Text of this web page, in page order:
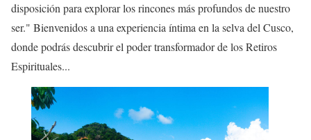
disposición para explorar los rincones más profundos de nuestro
ser." Bienvenidos a una experiencia íntima en la selva del Cusco,
donde podrás descubrir el poder transformador de los Retiros
Espirituales...